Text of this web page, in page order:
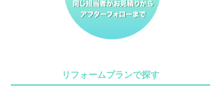
リフォームプランで探す